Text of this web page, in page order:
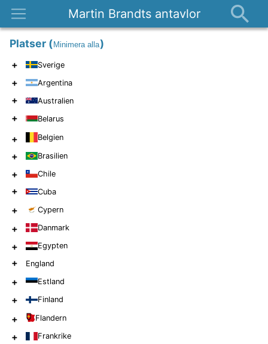
Martin Brandts antavlor
Platser
Om
Kontakt
Platser (Minimera alla)
+ Sverige
+ Argentina
+ Australien
+ Belarus
+ Belgien
+ Brasilien
+ Chile
+ Cuba
+ Cypern
+ Danmark
+ Egypten
+ England
+ Estland
+ Finland
+ Flandern
+ Frankrike